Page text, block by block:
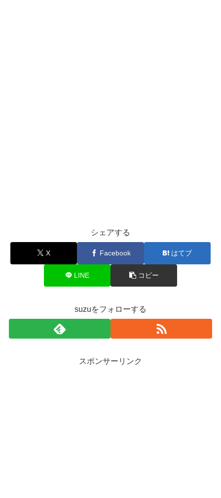
シェアする
X Facebook はてブ
LINE コピー
suzuをフォローする
スポンサーリンク